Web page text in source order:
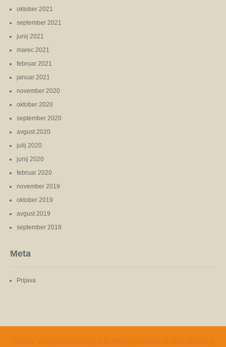
oktober 2021
september 2021
junij 2021
marec 2021
februar 2021
januar 2021
november 2020
oktober 2020
september 2020
avgust 2020
julij 2020
junij 2020
februar 2020
november 2019
oktober 2019
avgust 2019
september 2018
Meta
Prijava
Domov IZVEDENSKA MNENJA IN PREGLEDI ČRNE IN SIVE GRADNJE